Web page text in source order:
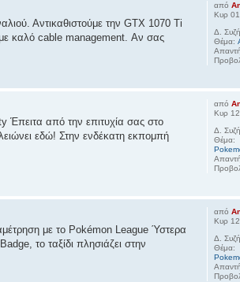
από
Κυρ
Δ.
Θέμα:
Αντικαθιστούμε την GTX 1070 Ti
καλό cable management. Αν σας
από
Κυρ
Δ.
Θέμα:
από την επιτυχία σας στο
εδώ! Στην ενδέκατη εκπομπή
από
Κυρ
Δ.
Θέμα:
με το Pokémon League Ύστερα
το ταξίδι πλησιάζει στην